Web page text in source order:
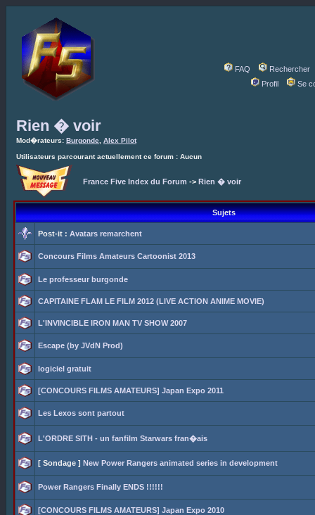
FAQ
Rechercher
Profil
Se
Rien � voir
Mod�rateurs: Burgonde Alex Pilot
Utilisateurs parcourant actuellement ce forum : Aucun
France Five Index du Forum -> Rien � voir
Sujets
Post-it : Avatars remarchent
Concours Films Amateurs Cartoonist 2013
Le professeur burgonde
CAPITAINE FLAM LE FILM 2012 (LIVE ACTION ANIME MOVIE)
L'INVINCIBLE IRON MAN TV SHOW 2007
Escape (by JVdN Prod)
logiciel gratuit
[CONCOURS FILMS AMATEURS] Japan Expo 2011
Les Lexos sont partout
L'ORDRE SITH - un fanfilm Starwars fran�ais
[ Sondage ] New Power Rangers animated series in development
Power Rangers Finally ENDS !!!!!!
[CONCOURS FILMS AMATEURS] Japan Expo 2010